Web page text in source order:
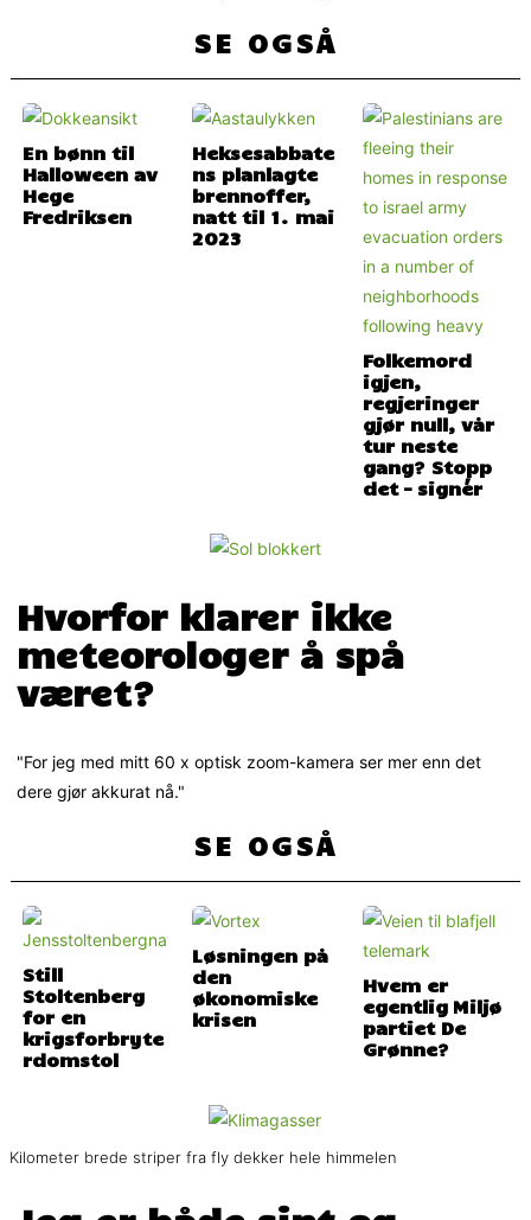
SE OGSÅ
En bønn til
Halloween av
Hege
Fredriksen
Heksesabbate
ns planlagte
brennoffer,
natt til 1. mai
2023
Folkemord
igjen,
regjeringer
gjør null, vår
tur neste
gang? Stopp
det – signér
Hvorfor klarer ikke
meteorologer å spå
været?
"For jeg med mitt 60 x optisk zoom-kamera ser mer enn det
dere gjør akkurat nå."
SE OGSÅ
Still
Stoltenberg
for en
krigsforbryte
rdomstol
Løsningen på
den
økonomiske
krisen
Hvem er
egentlig Miljø
partiet De
Grønne?
Kilometer brede striper fra fly dekker hele himmelen